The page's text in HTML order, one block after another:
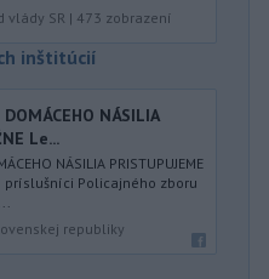
vlády SR | 473 zobrazení
inštitúcií
NÁSILIA
Le...
NÁSILIA PRISTUPUJEME
príslušníci Policajného zboru
republiky